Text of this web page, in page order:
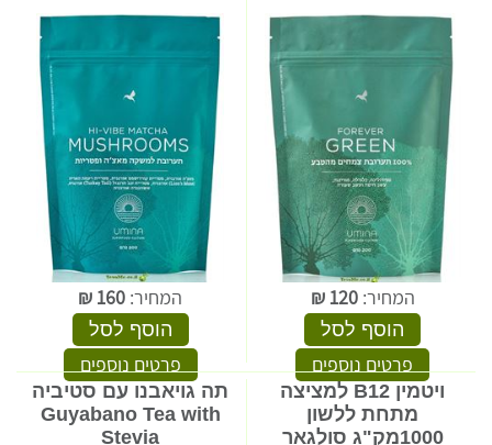
המחיר:120
₪
הוסף לסל
פרטים נוספים
המחיר: 160
₪
הוסף לסל
פרטים נוספים
ויטמין B12 למציצה
מתחת ללשון
1000מק"ג סולגאר
תה גויאבנו עם סטיביה
Guyabano Tea with
Stevia